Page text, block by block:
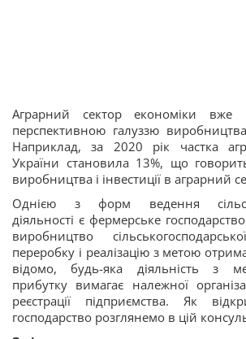
Аграрний сектор економіки
перспективною галуззю
Наприклад, за 2020 рік частка
України становила 13%, що
виробництва і інвестиції в аграрний
Однією з форм ведення
діяльності є фермерське
виробництво
переробку і реалізацію з метою
відомо, будь-яка діяльність з
прибутку вимагає належної
реєстрації підприємства. Як
господарство розглянемо в цій